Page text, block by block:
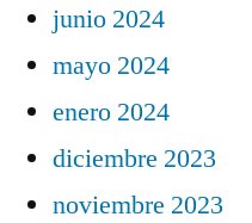
junio 2024
mayo 2024
enero 2024
diciembre 2023
noviembre 2023